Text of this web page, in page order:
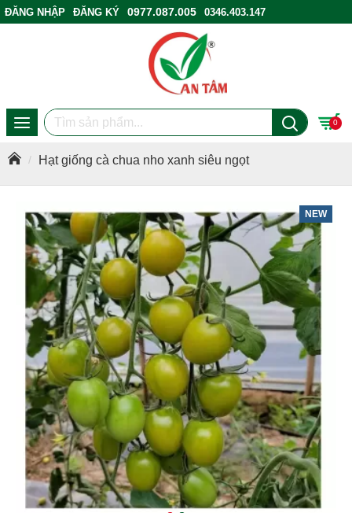
ĐĂNG NHẬP ĐĂNG KÝ 0977.087.005
0346.403.147
0
Hạt giống cà chua nho xanh siêu ngọt
NEW